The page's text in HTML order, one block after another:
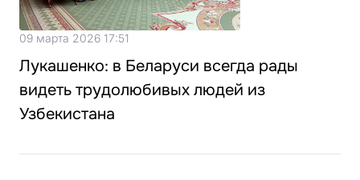
09 марта 2026 17:51
Лукашенко: в Беларуси всегда рады
видеть трудолюбивых людей из
Узбекистана